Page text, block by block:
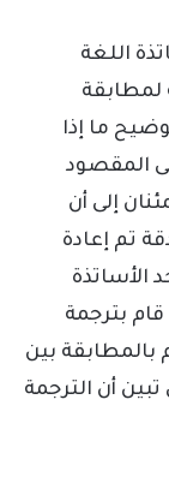
اللغة
لمطابقة
ما إذا
المقصود
إلى أن
تم إعادة
الأساتذة
بترجمة
بالمطابقة بين
أن الترجمة